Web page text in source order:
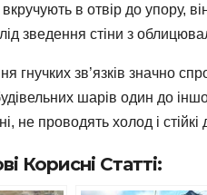
в отвір до упору,
зведення стіни з
гнучких зв’язків значно
шарів один до
не проводять холод і
Корисні Статті: